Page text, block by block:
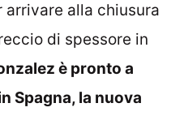
arrivare alla chiusura
di spessore in
è pronto a
Spagna, la nuova